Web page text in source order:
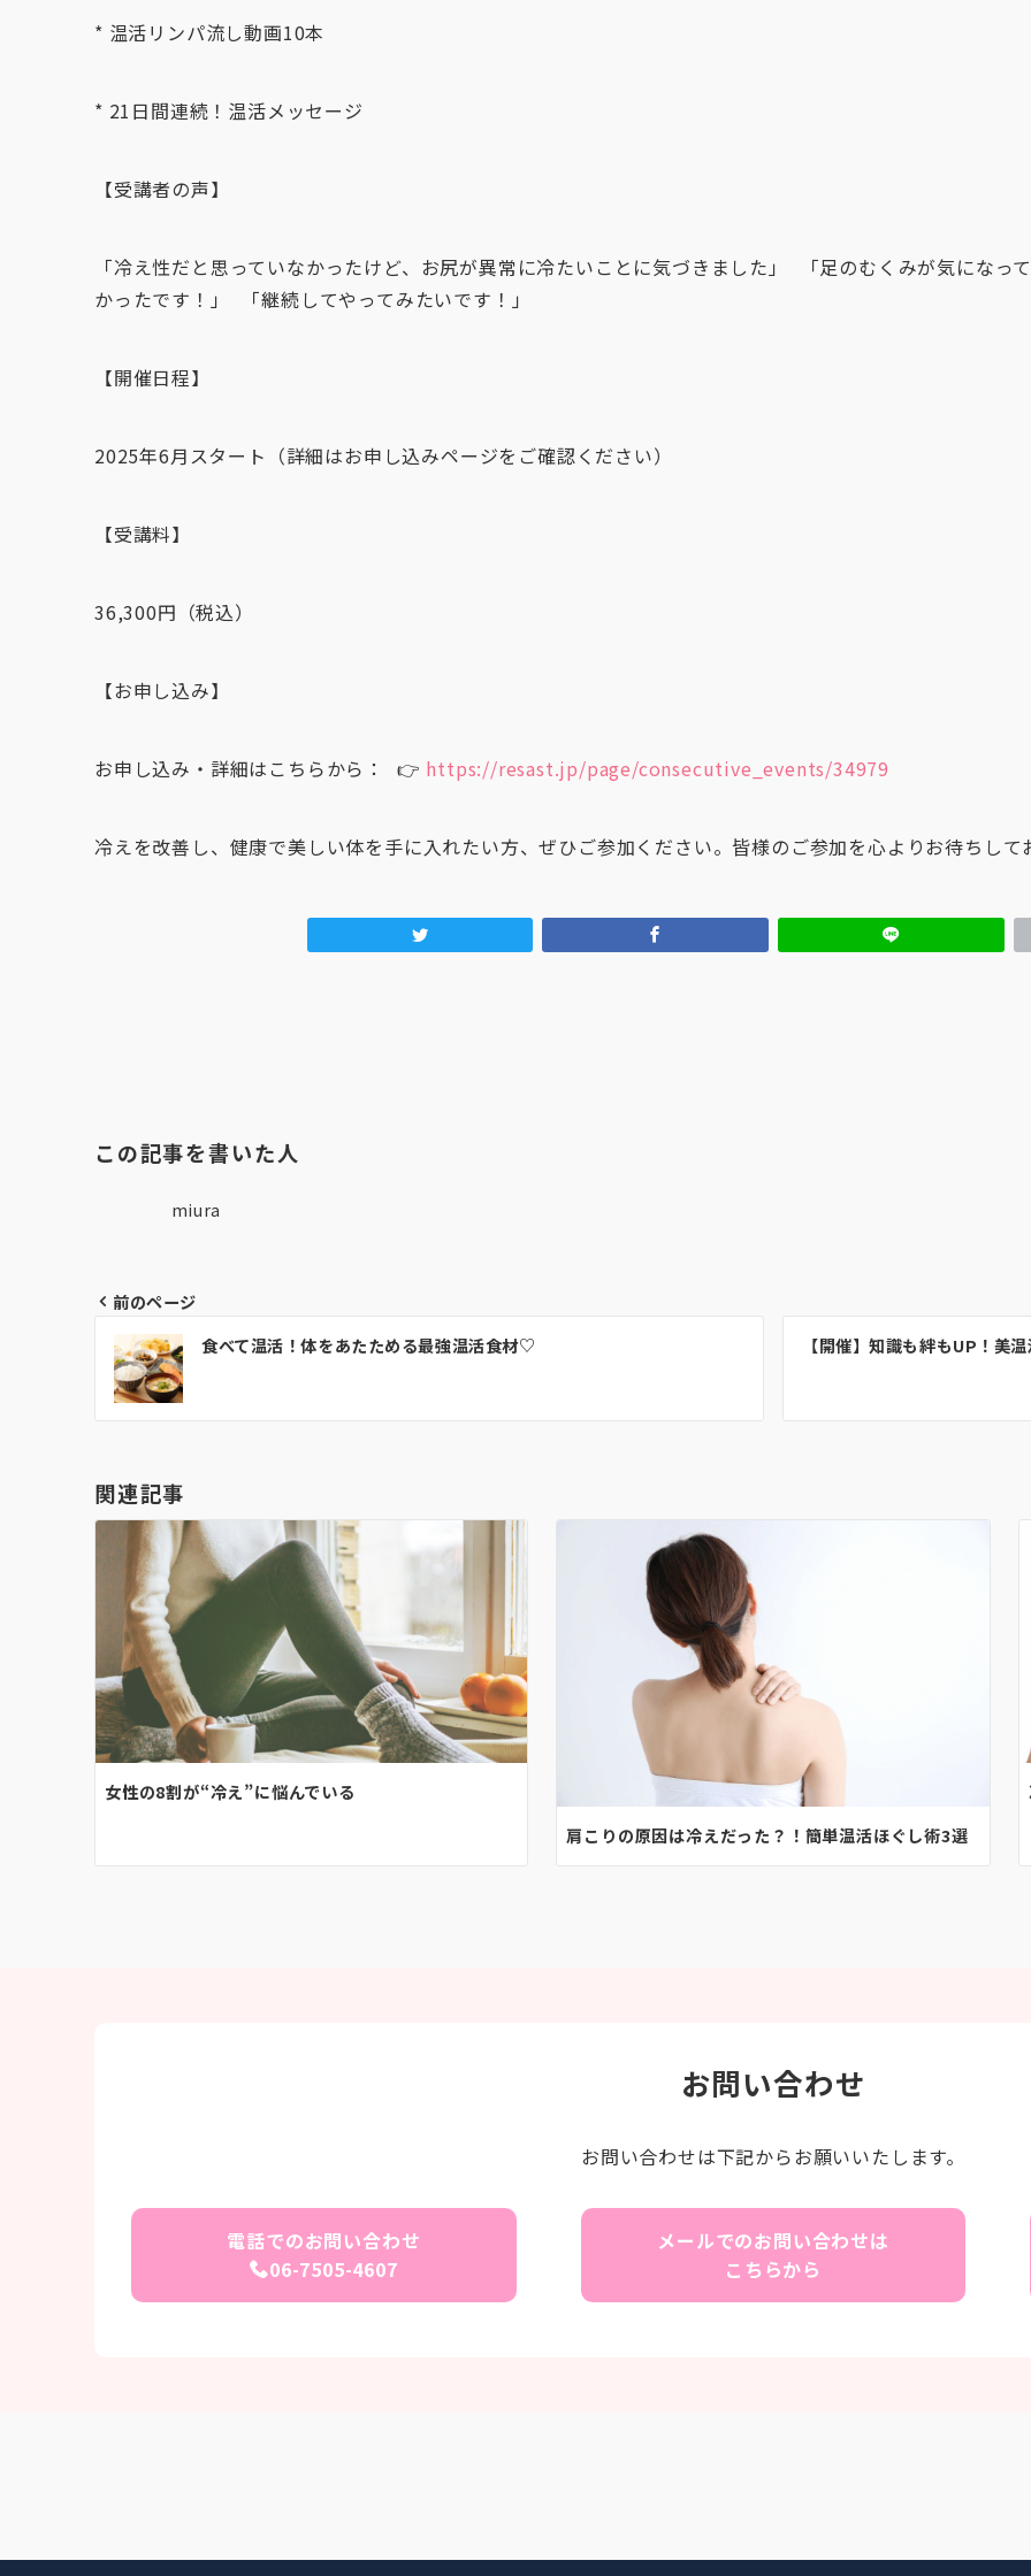
* 温活リンパ流し動画10本
* 21日間連続！温活メッセージ
【受講者の声】
「冷え性だと思っていなかったけど、お尻が異常に冷たいことに気づきました」 「足のむくみが気になっ
かったです！」 「継続してやってみたいです！」
【開催日程】
2025年6月スタート（詳細はお申し込みページをご確認ください）
【受講料】
36,300円（税込）
【お申し込み】
お申し込み・詳細はこちらから： 👉 https://resast.jp/page/consecutive_events/34979
冷えを改善し、健康で美しい体を手に入れたい方、ぜひご参加ください。皆様のご参加を心よりお待ちして
この記事を書いた人
miura
稿
ナ
ゲ
ー
前のページ
食べて温活！体をあたためる最強温活食材♡
【開催】知識も絆もUP！美
関連記事
女性の8割が“冷え”に悩んでいる
肩こりの原因は冷えだった？！簡単温活ほぐし術3選
お問い合わせ
お問い合わせは下記からお願いいたします。
電話でのお問い合わせ
06-7505-4607
メールでのお問い合わせは
こちらから